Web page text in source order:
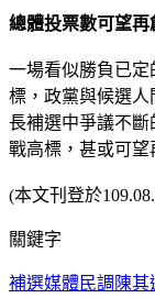
總體投票數可望再
一場看似勝負已
標，政黨與候選
長補選中爭議不
戰高標，甚或可望
(本文刊登於
關鍵字
補選媒體民調 陳其